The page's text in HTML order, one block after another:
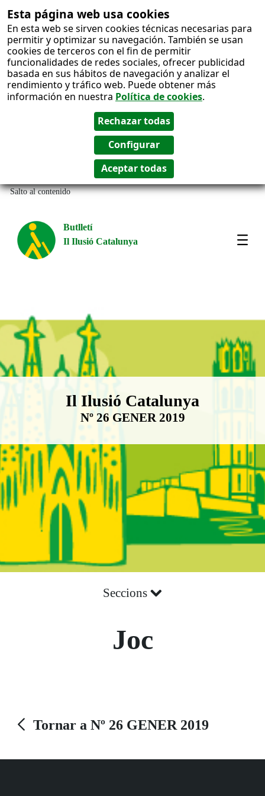
Esta página web usa cookies
En esta web se sirven cookies técnicas necesarias para
permitir y optimizar su navegación. También se usan
cookies de terceros con el fin de permitir
funcionalidades de redes sociales, ofrecer publicidad
basada en sus hábitos de navegación y analizar el
rendimiento y tráfico web. Puede obtener más
información en nuestra Política de cookies.
Salto al contenido
Butlletí
Il Ilusió Catalunya
Boletín Il·lusió Catalunya
Il Ilusió Catalunya
Nº 26 GENER 2019
Seccions
Joc
Tornar a Nº 26 GENER 2019